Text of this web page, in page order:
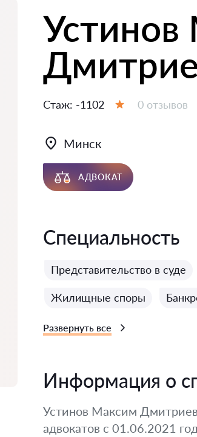
Стаж: -1102
Отзывов:
0 отзывов
Минск
АДВОКАТ
Специальность
Представительство в суде
Жилищные споры
Развернуть все
Информация о
Устинов Максим
адвокатов с 01.06.2021